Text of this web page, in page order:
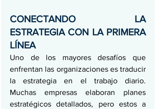
CONECTANDO LA
ESTRATEGIA CON LA PRIMERA
LÍNEA
Uno de los mayores desafíos que
enfrentan las organizaciones es traducir
la estrategia en el trabajo diario.
Muchas empresas elaboran planes
estratégicos detallados, pero estos a